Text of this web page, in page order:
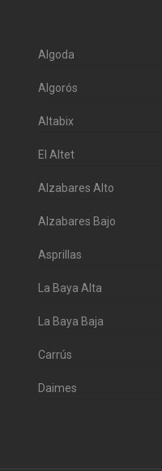
Algoda
Algorós
Altabix
El Altet
Alzabares Alto
Alzabares Bajo
Asprillas
La Baya Alta
La Baya Baja
Carrús
Daimes